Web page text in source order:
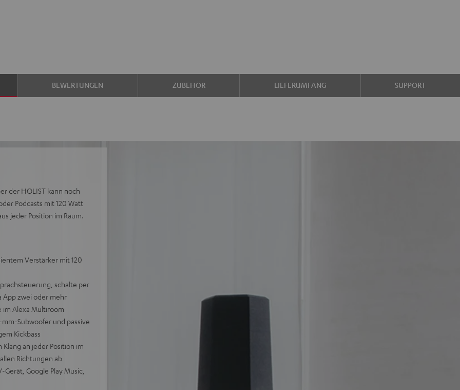
BEWERTUNGEN ZUBEHÖR LIEFERUMFANG SUPPORT
der HOLIST kann noch
Podcasts mit 120 Watt
jeder Position im Raum.
Verstärker mit 120
schalte per
App zwei oder mehr
im Alexa Multiroom
Subwoofer und passive
Kickbass
an jeder Position im
Richtungen ab
Google Play Music,